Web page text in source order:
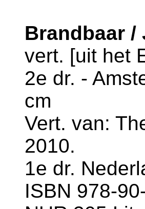
Brandbaar /
vert. [uit het
2e dr. -
cm
Vert. van:
2010.
1e dr.
ISBN 978-